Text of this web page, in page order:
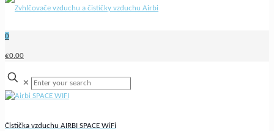
0
€0.00
✕
Čistička vzduchu AIRBI SPACE WiFi